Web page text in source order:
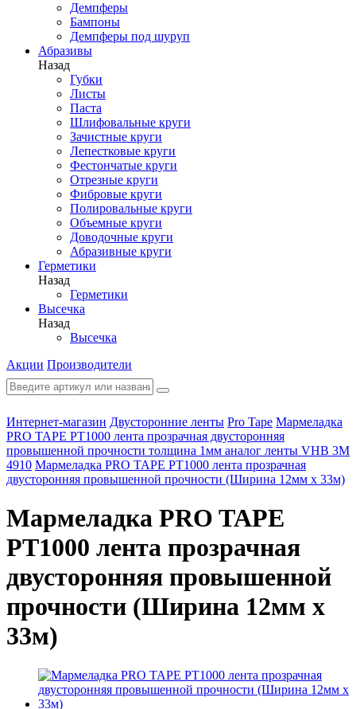
Демпферы
Бампоны
Демпферы под шуруп
Абразивы
Назад
Губки
Листы
Паста
Шлифовальные круги
Зачистные круги
Лепестковые круги
Фестончатые круги
Отрезные круги
Фибровые круги
Полировальные круги
Объемные круги
Доводочные круги
Абразивные круги
Герметики
Назад
Герметики
Высечка
Назад
Высечка
Акции Производители
Интернет-магазин Двусторонние ленты Pro Tape Мармеладка
PRO TAPE PT1000 лента прозрачная двусторонняя
провышенной прочности толщина 1мм аналог ленты VHB 3М
4910 Мармеладка PRO TAPE PT1000 лента прозрачная
двусторонняя провышенной прочности (Ширина 12мм х 33м)
Мармеладка PRO TAPE
PT1000 лента прозрачная
двусторонняя провышенной
прочности (Ширина 12мм х
33м)